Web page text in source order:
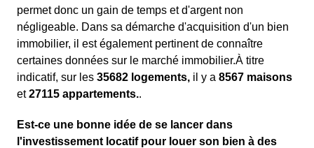
permet donc un gain de temps et d'argent non
négligeable. Dans sa démarche d'acquisition d'un bien
immobilier, il est également pertinent de connaître
certaines données sur le marché immobilier.À titre
indicatif, sur les 35682 logements, il y a 8567 maisons
et27115 appartements..
Est-ce une bonne idée de se lancer dans
l'investissement locatif pour louer son bien à des